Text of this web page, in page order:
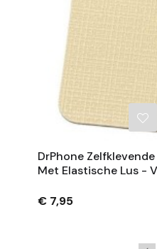
DrPhone
Met Elastische Lus -
€ 7,95